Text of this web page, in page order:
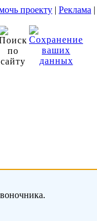
проекту | Реклама |